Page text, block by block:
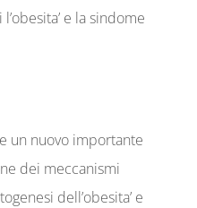
e la sindome
un nuovo importante
dei meccanismi
dell’obesita’ e